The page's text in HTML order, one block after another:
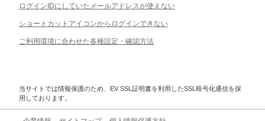
ログインIDにしていたメールアドレスが使えない
ショートカットアイコンからログインできない
ご利用環境に合わせた各種設定・確認方法
当サイトでは情報保護のため、EV SSL証明書を利用したSSL暗号化通信を採
用しております。